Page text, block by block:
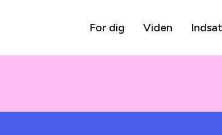
For dig Viden